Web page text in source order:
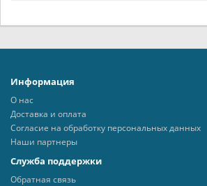
Информация
О нас
Доставка и оплата
Согласие на обработку персональных данных
Наши партнеры
Служба поддержки
Обратная связь